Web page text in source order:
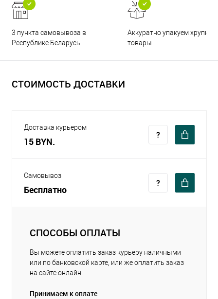
3 пункта самовывоза в
Республике Беларусь
Аккуратно упакуем хрупкие
товары
СТОИМОСТЬ ДОСТАВКИ
Доставка курьером
15 BYN.
Самовывоз
Бесплатно
СПОСОБЫ ОПЛАТЫ
Вы можете оплатить заказ курьеру наличными
или по банковской карте, или же оплатить заказ
на сайте онлайн.
Принимаем к оплате